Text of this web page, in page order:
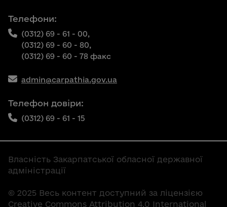
Телефони:
(0312) 69 - 61 - 00,
(0312) 69 - 60 - 80,
(0312) 69 - 60 - 78 факс
admin@carpathia.gov.ua
Телефон довіри:
(0312) 69 - 61 - 15
Власність Закарпатської обласної державної
адміністрації
© 2025 Весь контент доступний за ліцензією
Creative Commons Attribution 4.0 International